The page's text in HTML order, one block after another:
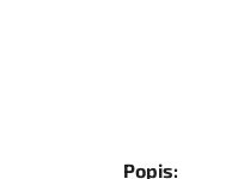
Popis: